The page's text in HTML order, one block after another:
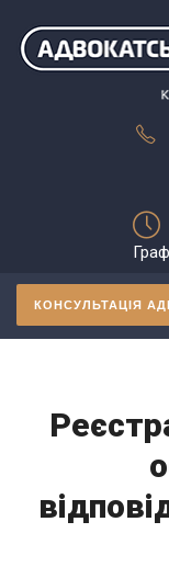
КОНСУЛЬТАЦІЯ